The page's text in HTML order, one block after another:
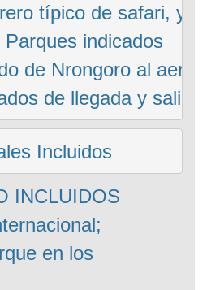
típico de safari, y
indicados
de Nrongoro al
de llegada y
Incluidos
INCLUIDOS
en los